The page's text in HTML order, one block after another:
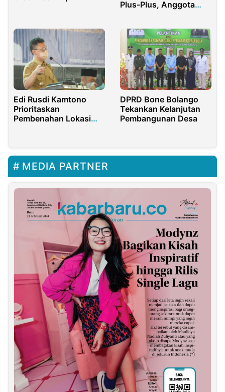
Plus-Plus, Anggota
Edi Rusdi Kamtono
Prioritaskan
Pembenahan Lokasi
DPRD Bone Bolango
Tekankan Kelanjutan
Pembangunan Desa
MEDIA PARTNER